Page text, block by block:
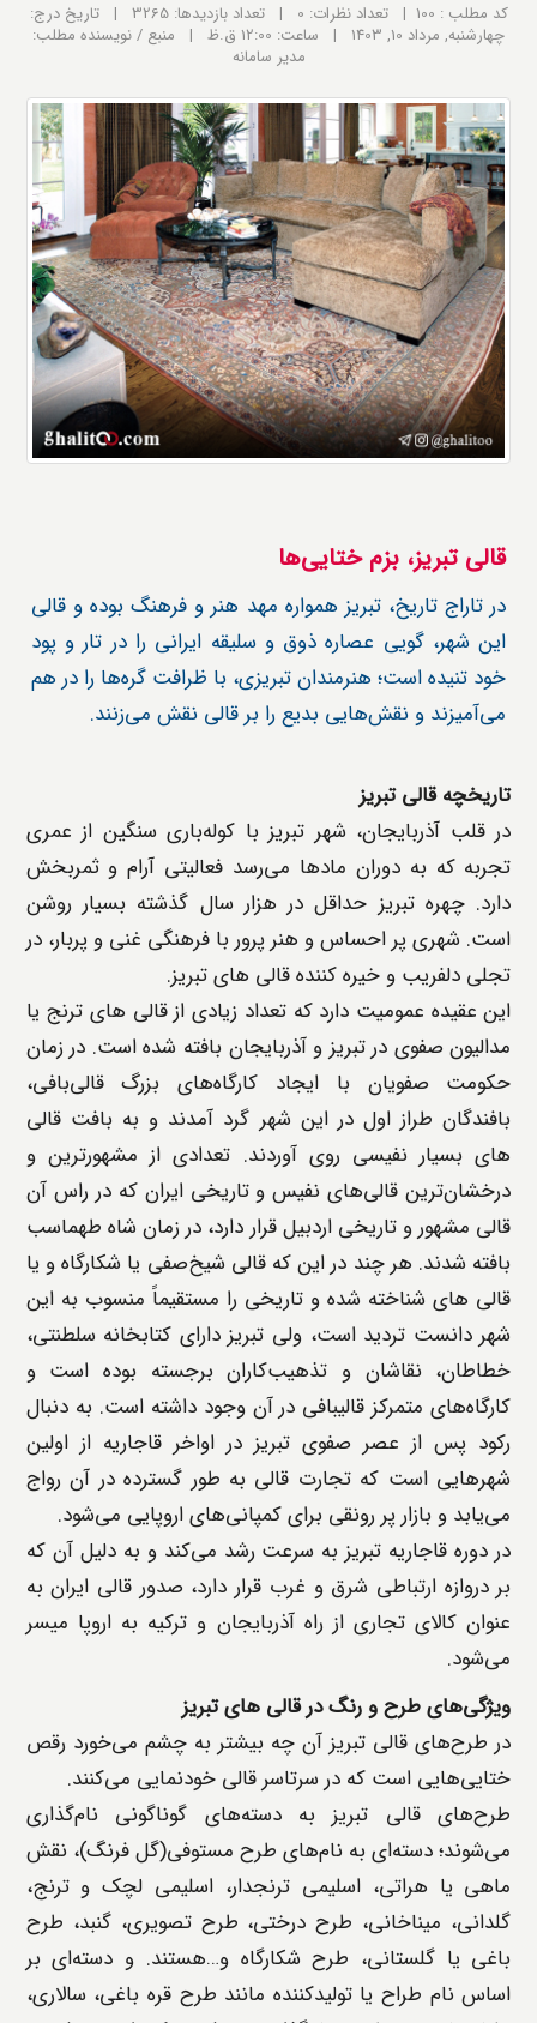
کد مطلب : 100 | تعداد نظرات: 0 | تعداد بازدیدها: 3265 | تاریخ درج:
چهارشنبه, مرداد 10, 1403 | ساعت: 12:00 ق.ظ | منبع / نویسنده مطلب:
مدیر سامانه
قالی تبریز، بزم ختایی‌ها
در تاراج تاریخ، تبریز همواره مهد هنر و فرهنگ بوده و قالی
این شهر، گویی عصاره ذوق و سلیقه ایرانی را در تار و پود
خود تنیده است؛ هنرمندان تبریزی، با ظرافت گره‌ها را در هم
می‌آمیزند و نقش‌هایی بدیع را بر قالی نقش می‌زنند.
تاریخچه قالی تبریز
در قلب آذربایجان، شهر تبریز با کوله‌باری سنگین از عمری
تجربه که به دوران مادها می‌رسد فعالیتی آرام و ثمربخش
دارد. چهره تبریز حداقل در هزار سال گذشته بسیار روشن
است. شهری پر احساس و هنر پرور با فرهنگی غنی و پربار، در
تجلی دلفریب و خیره‌ کننده قالی های تبریز.
این عقیده عمومیت دارد که تعداد زیادی از قالی های ترنج یا
مدالیون صفوی در تبریز و آذربایجان بافته شده است. در زمان
حکومت صفویان با ایجاد کارگاه‌های بزرگ قالی‌بافی،
بافندگان طراز اول در این شهر گرد آمدند و به بافت قالی
‌های بسیار نفیسی روی آوردند. تعدادی از مشهورترین و
درخشان‌ترین قالی‌های نفیس و تاریخی ایران که در راس آن
قالی مشهور و تاریخی اردبیل قرار دارد، در زمان شاه طهماسب
بافته شدند. هر چند در این که قالی شیخ‌صفی یا شکارگاه و یا
قالی ‌های شناخته شده و تاریخی را مستقیماً منسوب به این
شهر دانست تردید است، ولی تبریز دارای کتابخانه سلطنتی،
خطاطان، نقاشان و تذهیب‌کاران برجسته بوده است و
کارگاه‌های متمرکز قالیبافی در آن وجود داشته است. به دنبال
رکود پس از عصر صفوی تبریز در اواخر قاجاریه از اولین
شهرهایی است که تجارت قالی به طور گسترده در آن رواج
می‌یابد و بازار پر رونقی برای کمپانی‌های اروپایی می‌شود.
در دوره قاجاریه تبریز به سرعت رشد می‌کند و به دلیل آن که
بر دروازه ارتباطی شرق و غرب قرار دارد، صدور قالی ایران به
عنوان کالای تجاری از راه آذربایجان و ترکیه به اروپا میسر
می‌شود.
ویژ‌گی‌های طرح و رنگ در قالی ‌های تبریز
در طرح‌های قالی تبریز آن چه بیشتر به چشم می‌خورد رقص
ختایی‌هایی است که در سرتاسر قالی خودنمایی می‌کنند.
طرح‌های قالی تبریز به دسته‌های گوناگونی نام‌گذاری
می‌شوند؛ دسته‌ای به نام‌های طرح مستوفی(گل فرنگ)، نقش
ماهی یا هراتی، اسلیمی ترنجدار، اسلیمی لچک و ترنج،
گلدانی، میناخانی، طرح درختی، طرح تصویری، گنبد، طرح
باغی یا گلستانی، طرح شکارگاه و…هستند. و دسته‌ای بر
اساس نام طراح یا تولیدکننده مانند طرح قره باغی، سالاری،